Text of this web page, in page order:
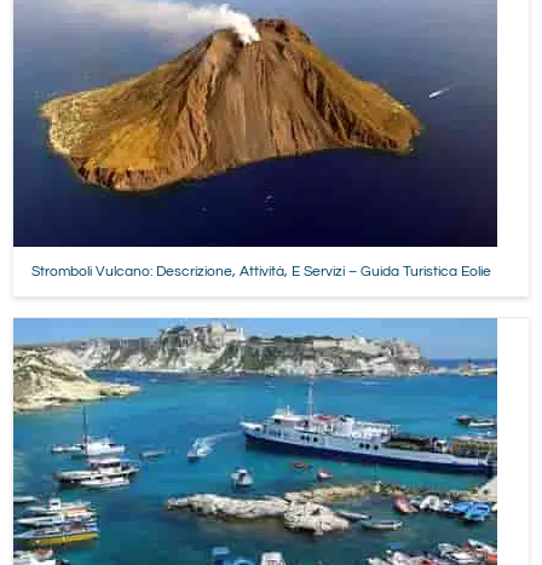
Stromboli Vulcano: Descrizione, Attività, E Servizi – Guida Turistica Eolie